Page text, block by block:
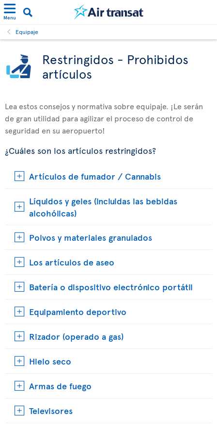
Menu
Equipaje
Restringidos - Prohibidos
artículos
Lea estos consejos y normativa sobre equipaje. ¡Le serán
de gran utilidad para agilizar el proceso de control de
seguridad en su aeropuerto!
¿Cuáles son los artículos restringidos?
Artículos de fumador / Cannabis
Líquidos y geles (incluidas las bebidas
alcohólicas)
Polvos y materiales granulados
Los artículos de aseo
Batería o dispositivo electrónico portátil
Equipamiento deportivo
Rizador (operado a gas)
Hielo seco
Armas de fuego
Televisores